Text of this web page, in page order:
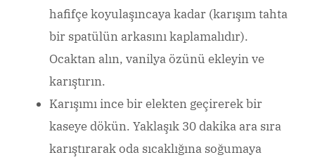
hafifçe koyulaşıncaya kadar (karışım tahta
bir spatülün arkasını kaplamalıdır).
Ocaktan alın, vanilya özünü ekleyin ve
karıştırın.
Karışımı ince bir elekten geçirerek bir
kaseye dökün. Yaklaşık 30 dakika ara sıra
karıştırarak oda sıcaklığına soğumaya